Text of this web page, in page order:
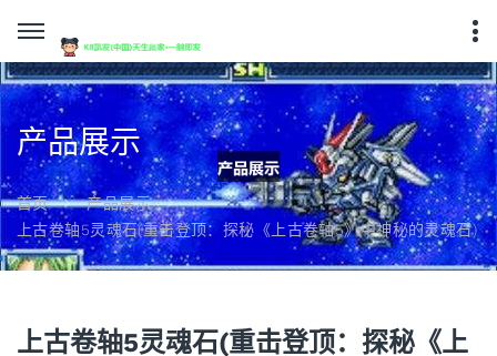
产品展示
首页
产品展示
上古卷轴5灵魂石(重击登顶：探秘《上古卷轴5》中神秘的灵魂石)
上古卷轴5灵魂石(重击登顶：探秘《上